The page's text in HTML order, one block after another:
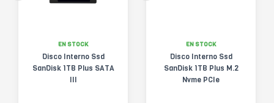
EN STOCK
Disco Interno Ssd
SanDisk 1TB Plus SATA
III
EN STOCK
Disco Interno Ssd
SanDisk 1TB Plus M.2
Nvme PCIe